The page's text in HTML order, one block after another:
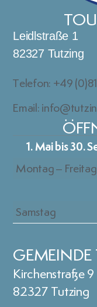
Leidlstraße 1
82327 Tutzing
Telefon: +49
Email:
1. Mai bis 30.
Montag – Freitag
Samstag
Kirchenstraße 9
82327 Tutzing